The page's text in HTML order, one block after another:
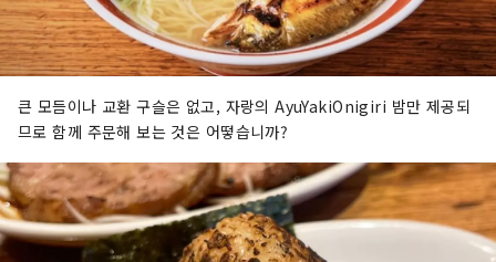
큰 모듬이나 교환 구슬은 없고, 자랑의 AyuYakiOnigiri 밤만 제공되
므로 함께 주문해 보는 것은 어떻습니까?